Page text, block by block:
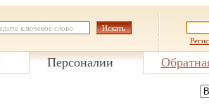
Персоналии